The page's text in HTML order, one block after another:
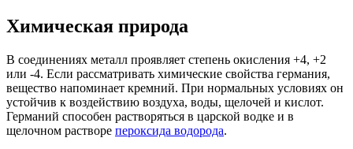
Химическая природа
В соединениях металл проявляет степень окисления +4, +2
или -4. Если рассматривать химические свойства германия,
вещество напоминает кремний. При нормальных условиях он
устойчив к воздействию воздуха, воды, щелочей и кислот.
Германий способен растворяться в царской водке и в
щелочном растворе пероксида водорода.